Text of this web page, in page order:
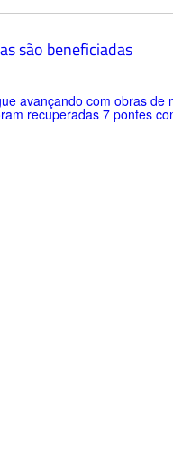
são beneficiadas
avançando com obras de
recuperadas 7 pontes